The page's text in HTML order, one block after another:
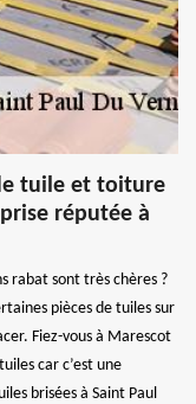
tuile et toiture
réputée à
rabat sont très chères ?
pièces de tuiles sur
Fiez-vous à Marescot
car c’est une
brisées à Saint Paul